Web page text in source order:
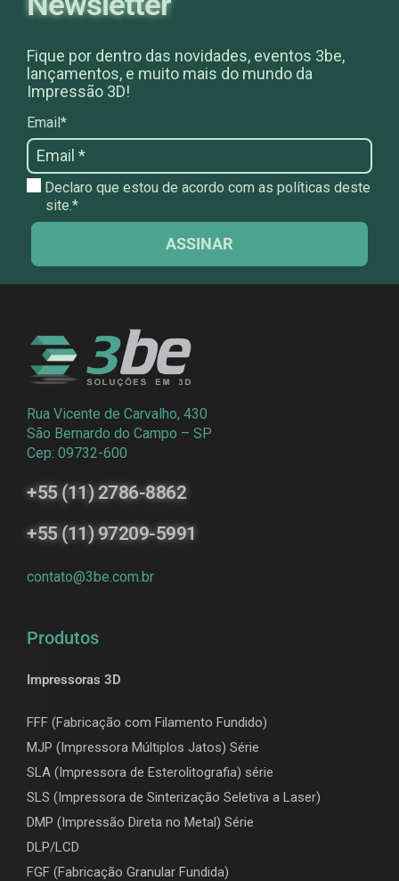
Fique por dentro das novidades, eventos 3be,
lançamentos, e muito mais do mundo da
Impressão 3D!
Email*
Declaro que estou de acordo com as políticas deste
site.*
ASSINAR
Rua Vicente de Carvalho, 430
São Bernardo do Campo – SP
Cep: 09732-600
+55 (11) 2786-8862
+55 (11) 97209-5991
contato@3be.com.br
Produtos
Impressoras 3D
FFF (Fabricação com Filamento Fundido)
MJP (Impressora Múltiplos Jatos) Série
SLA (Impressora de Esterolitografia) série
SLS (Impressora de Sinterização Seletiva a Laser)
DMP (Impressão Direta no Metal) Série
DLP/LCD
FGF (Fabricação Granular Fundida)